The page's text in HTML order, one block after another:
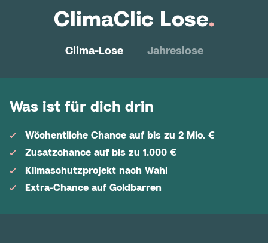
ClimaClic Lose.
Clima-Lose Jahreslose
Was ist für dich drin
Wöchentliche Chance auf bis zu 2 Mio. €
Zusatzchance auf bis zu 1.000 €
Klimaschutzprojekt nach Wahl
Extra-Chance auf Goldbarren